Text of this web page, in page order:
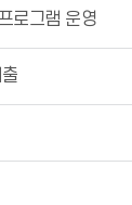
로그램 운영